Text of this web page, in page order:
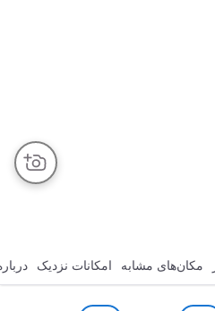
ارسال
مکان‌های مشابه امکانات نزدیک